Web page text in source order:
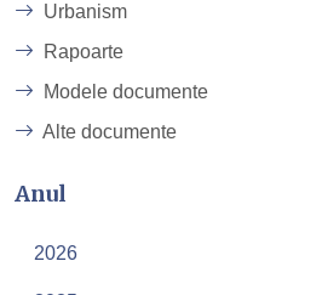
Urbanism
Rapoarte
Modele documente
Alte documente
Anul
2026